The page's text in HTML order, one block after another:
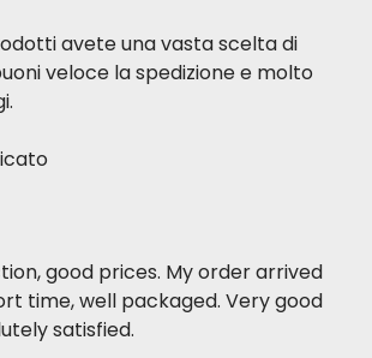
avete una vasta scelta di
veloce la spedizione e molto
good prices. My order arrived
time, well packaged. Very good
satisfied.